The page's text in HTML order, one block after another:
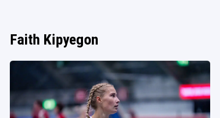
Faith Kipyegon